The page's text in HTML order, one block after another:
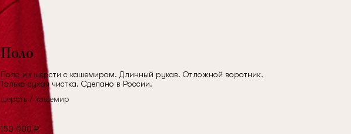
Поло
Поло из шерсти с кашемиром. Длинный рукав. Отложной воротник.
Только сухая чистка. Сделано в России.
шерсть / кашемир
150 000 ₽